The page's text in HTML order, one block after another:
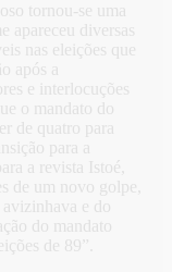
tornou-se uma
apareceu diversas
nas eleições que
após a
e interlocuções
o mandato do
de quatro para
para a
a revista Istoé,
de um novo golpe,
e do
do mandato
de 89”.